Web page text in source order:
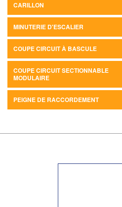
CARILLON
MINUTERIE D'ESCALIER
COUPE CIRCUIT À BASCULE
COUPE CIRCUIT SECTIONNABLE
MODULAIRE
PEIGNE DE RACCORDEMENT